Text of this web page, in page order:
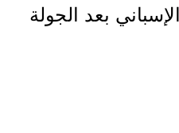
بعد الجولة